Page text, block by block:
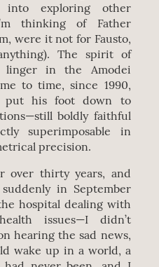
into exploring other
thinking of Father
were it not for Fausto,
The spirit of
linger in the Amodei
to time, since 1990,
put his foot down to
boldly faithful
superimposable in
precision.
over thirty years, and
in September
hospital dealing with
issues—I didn’t
hearing the sad news,
wake up in a world, a